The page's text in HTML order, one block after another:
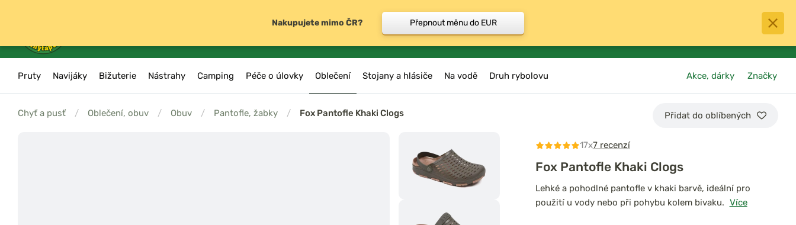
0
košík
Pruty Navijáky Bižuterie Nástrahy Camping Péče o úlovky Oblečení Stojany a hlásiče Na vodě Druh rybolovu Akce, dárky Značky
Chyť a pusť / Oblečení, obuv / Obuv / Pantofle, žabky / Fox Pantofle Khaki Clogs Přidat do oblíbených
17x7 recenzí
Fox Pantofle Khaki Clogs
Lehké a pohodlné pantofle v khaki barvě, ideální pro
použití u vody nebo při pohybu kolem bivaku. Více
Nakupujete mimo ČR? Přepnout měnu do EUR